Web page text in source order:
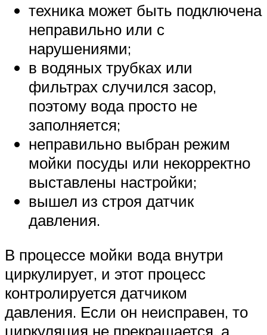
техника может быть подключена
неправильно или с
нарушениями;
в водяных трубках или
фильтрах случился засор,
поэтому вода просто не
заполняется;
неправильно выбран режим
мойки посуды или некорректно
выставлены настройки;
вышел из строя датчик
давления.
В процессе мойки вода внутри
циркулирует, и этот процесс
контролируется датчиком
давления. Если он неисправен, то
циркуляция не прекращается, а